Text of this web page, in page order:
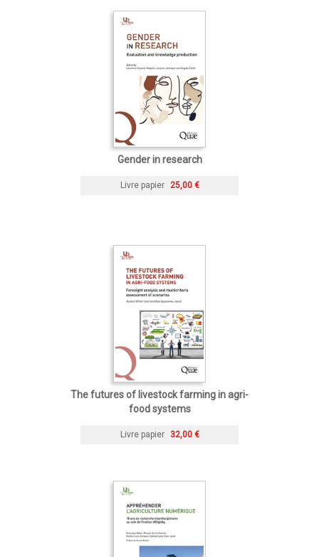
Gender in research
Livre papier 25,00 €
The futures of livestock farming in agri-
food systems
Livre papier 32,00 €